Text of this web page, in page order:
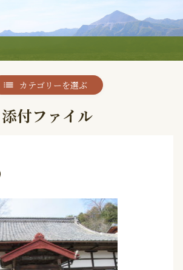
カテゴリーを選ぶ
添付ファイル